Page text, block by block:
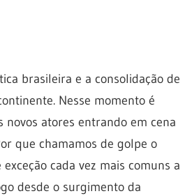
brasileira e a consolidação de
Nesse momento é
atores entrando em cena
que chamamos de golpe o
cada vez mais comuns a
desde o surgimento da